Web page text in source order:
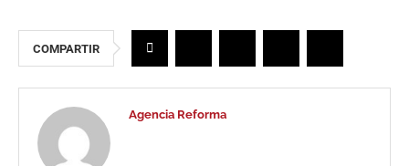
COMPARTIR
Agencia Reforma